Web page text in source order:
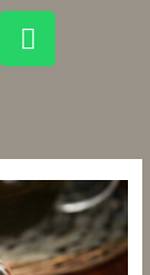
W
h
a
p
p